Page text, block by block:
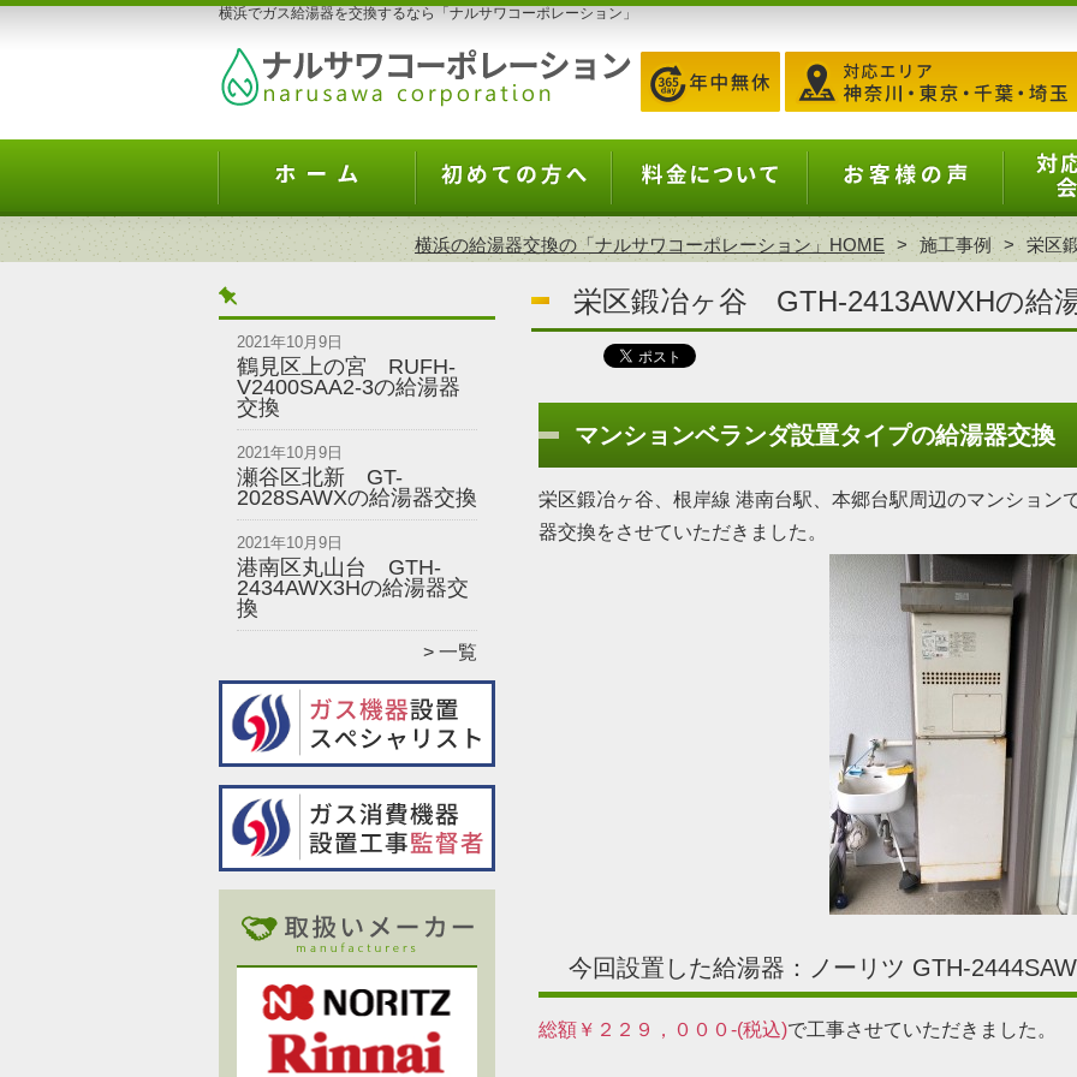
横浜でガス給湯器を交換するなら「ナルサワコーポレーション」
横浜の給湯器交換の「ナルサワコーポレーション」HOME 施工事例 栄区
2021年10月9日
鶴見区上の宮 RUFH-
V2400SAA2-3の給湯器
交換
2021年10月9日
瀬谷区北新 GT-
2028SAWXの給湯器交換
2021年10月9日
港南区丸山台 GTH-
2434AWX3Hの給湯器交
換
一覧
栄区鍛冶ヶ谷 GTH-2413AWXHの給
マンションベランダ設置タイプの給湯器交換
栄区鍛冶ヶ谷、根岸線 港南台駅、本郷台駅周辺のマンション
器交換をさせていただきました。
今回設置した給湯器：ノーリツ GTH-
総額￥２２９，０００-(税込)で工事させていただきました。